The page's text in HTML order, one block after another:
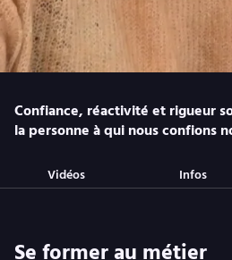
Confiance, réactivité et rigueur
la personne à qui nous confions
Vidéos Infos
Se former au métier